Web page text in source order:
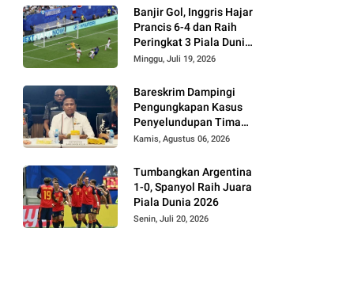
Banjir Gol, Inggris Hajar
Prancis 6-4 dan Raih
Peringkat 3 Piala Dunia
2026
Minggu, Juli 19, 2026
Bareskrim Dampingi
Pengungkapan Kasus
Penyelundupan Timah
dari Babel ke Malaysia
Kamis, Agustus 06, 2026
Tumbangkan Argentina
1-0, Spanyol Raih Juara
Piala Dunia 2026
Senin, Juli 20, 2026